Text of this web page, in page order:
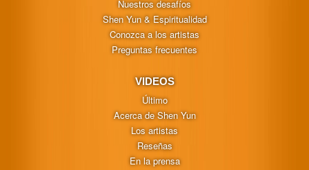
Nuestros desafíos
Shen Yun & Espiritualidad
Conozca a los artistas
Preguntas frecuentes
VIDEOS
Último
Acerca de Shen Yun
Los artistas
Reseñas
En la prensa